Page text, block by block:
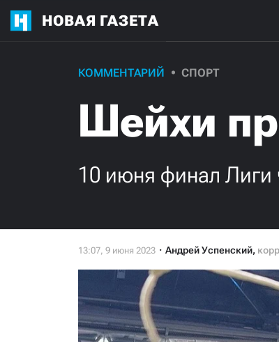
НОВАЯ ГАЗЕТА
КОММЕНТАРИЙ СПОРТ
Шейхи
10 июня финал Лиги
Андрей Успенский,